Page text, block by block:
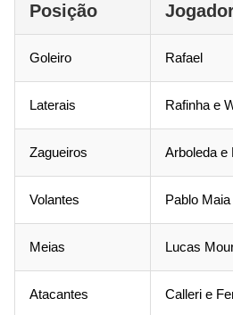
Posição
Goleiro Rafael
Laterais Rafinha e
Zagueiros Arboleda e
Volantes Pablo
Meias Lucas
Atacantes Calleri e